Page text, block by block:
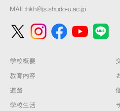
MAIL:hkh@js.shudo-u.ac.jp
学校概要
教育内容
進路
学校生活